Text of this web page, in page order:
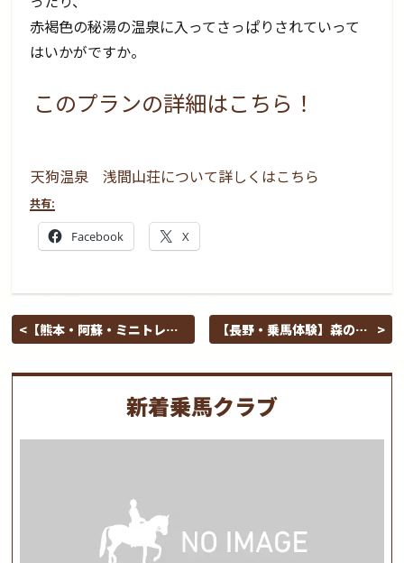
赤褐色の秘湯の温泉に入ってさっぱりされていって
はいかがですか。
このプランの詳細はこちら！
天狗温泉 浅間山荘について詳しくはこちら
共有:
Facebook X
【熊本・阿蘇・ミニトレッ
馬をしよう！
【長野・乗馬体験】森の空
で乗馬体験（外乗付き）
新着乗馬クラブ